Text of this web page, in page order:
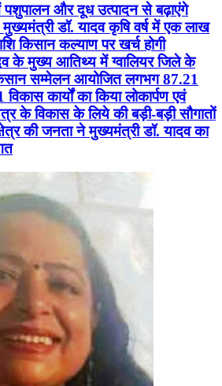
पशुपालन और दूध उत्पादन से बढ़ाएंगे
डॉ. यादव कृषि वर्ष में एक लाख
किसान कल्याण पर खर्च होगी
के मुख्य आतिथ्य में ग्वालियर जिले के
सम्मेलन आयोजित लगभग 87.21
कार्यों का किया लोकार्पण एवं
के विकास के लिये की बड़ी-बड़ी सौगातों
की जनता ने मुख्यमंत्री डॉ. यादव का